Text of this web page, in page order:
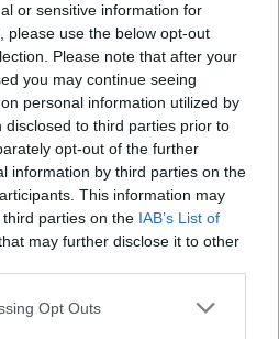
or sensitive information for
please use the below opt-out
Please note that after your
you may continue seeing
personal information utilized by
to third parties prior to
opt-out of the further
information by third parties on the
This information may
parties on the IAB’s List of
may further disclose it to other
app uses one or more Google
Opt Outs
Κλειστός ο λόφος
τα μεσάνυχτα – Η